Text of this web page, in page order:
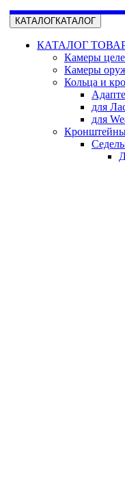
КАТАЛОГКАТАЛОГ
КАТАЛОГ
Камеры
Камеры
Кольца и
для
для